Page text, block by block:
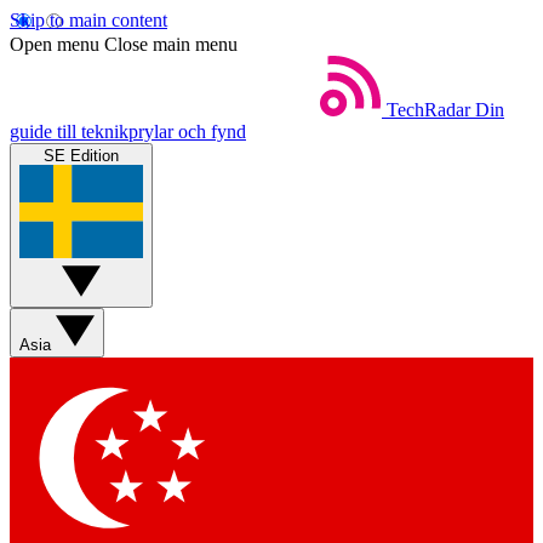
Skip to main content
Open menu Close main menu
TechRadar Din
guide till teknikprylar och fynd
SE Edition
Asia